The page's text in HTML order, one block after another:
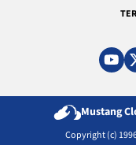
Mustang
Copyright (c)